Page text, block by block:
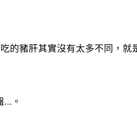
的豬肝其實沒有太多不同，就
。